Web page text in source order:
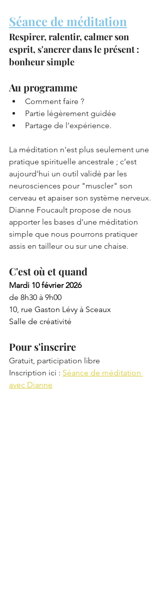
Séance de méditation
Respirer, ralentir, calmer son
esprit, s'ancrer dans le présent :
bonheur simple
Au programme
Comment faire ?
Partie légèrement guidée
Partage de l'expérience.
La méditation n'est plus seulement une
pratique spirituelle ancestrale ; c’est
aujourd'hui un outil validé par les
neurosciences pour "muscler" son
cerveau et apaiser son système nerveux.
Dianne Foucault propose de nous
apporter les bases d'une méditation
simple que nous pourrons pratiquer
assis en tailleur ou sur une chaise.
C'est où et quand
Mardi 10 février 2026
de 8h30 à 9h00
10, rue Gaston Lévy à Sceaux
Salle de créativité
Pour s'inscrire
Gratuit, participation libre
Inscription ici : Séance de méditation
avec Dianne